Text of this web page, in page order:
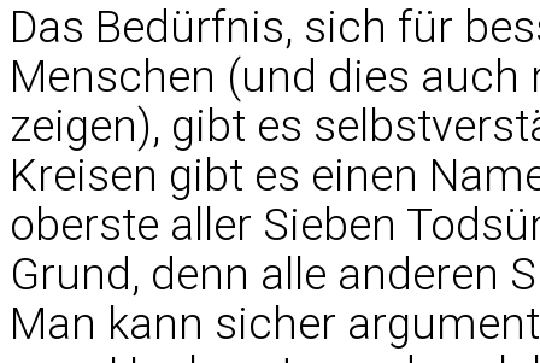
Das Bedürfnis, sich für
Menschen (und dies
zeigen), gibt es
Kreisen gibt es einen
oberste aller Sieben
Grund, denn alle anderen
Man kann sicher